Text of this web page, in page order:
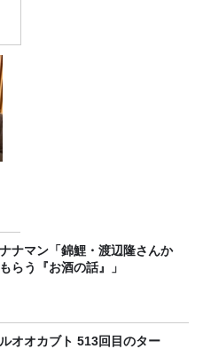
らう『お酒の話』」
オオカブト 513回目のター